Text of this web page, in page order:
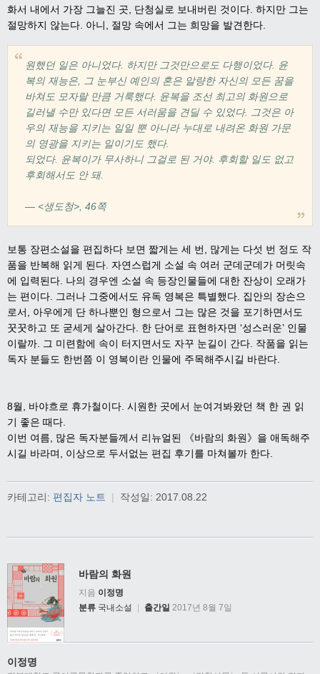
화서 내에서 가장 그늘진 곳
단청실로 보내버린 것이다 하지만 그는
절망하지 않는다 아니 절망 속에서 그는 희망을 발견한다
원했던 일은 아니었다. 하지만 그것만으로도 다행이었다. 윤
복의 재능은, 그 눈부신 예인의 혼은 알량한 자신의 모든 꿈을
바쳐도 모자랄 만큼 거룩했다. 윤복을 조선 최고의 화원으로
길러낼 수만 있다면 모든 서러움을 견딜 수 있었다. 그것은 아
우의 재능을 지키는 일일 뿐 아니라 누대로 내려온 화원 가문
의 영광을 지키는 일이기도 했다.
되었다. 윤복이가 무사하니 그걸로 된 거야. 후회할 일도 없고
후회해서도 안 돼.
― <생도청>, 46쪽
보통 장편소설을 편집하다 보면 짧게는 세 번
많게는 다섯 번 정도 작
품을 반복해 읽게 된다 자연스럽게 소설 속 여러 군데군데가 머릿속
에 입력된다 나의 경우엔 소설 속 등장인물들에 대한 잔상이 오래가
는 편이다
그러나 그중에서도 유독 영복은 특별했다 집안의 장손으
로서
아우에게 단 하나뿐인 형으로서 그는 많은 것을 포기하면서도
꿋꿋하고 또 굳세게 살아간다 한 단어로 표현하자면 ‘성스러운’ 인물
이랄까
그 미련함에 속이 터지면서도 자꾸 눈길이 간다 작품을 읽는
독자 분들도 한번쯤 이 영복이란 인물에 주목해주시길 바란다
8월 바야흐로 휴가철이다 시원한 곳에서 눈여겨봐왔던 책 한 권 읽
기 좋은 때다
이번 여름
많은 독자분들께서 리뉴얼된 《바람의 화원》 을 애독해주
시길 바라며
이상으로 두서없는 편집 후기를 마쳐볼까 한다
카테고리: 편집자 노트 | 작성일: 2017.08.22
바람의 화원
지음 이정명
분류 국내소설 | 출간일 2017년 8월 7일
이정명